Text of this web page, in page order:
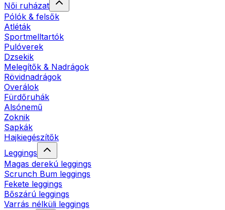
Női ruházat
Pólók & felsők
Atléták
Sportmelltartók
Pulóverek
Dzsekik
Melegítők & Nadrágok
Rövidnadrágok
Overálok
Fürdőruhák
Alsónemű
Zoknik
Sapkák
Hajkiegészítők
Leggings
Magas derekú leggings
Scrunch Bum leggings
Fekete leggings
Bőszárú leggings
Varrás nélküli leggings